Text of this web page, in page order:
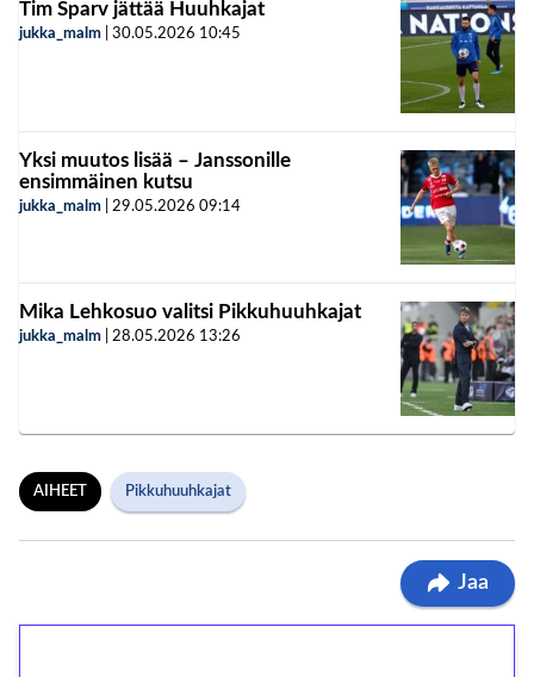
Tim Sparv jättää Huuhkajat
jukka_malm 30.05.2026 10:45
Yksi muutos lisää – Janssonille
ensimmäinen kutsu
jukka_malm 29.05.2026 09:14
Mika Lehkosuo valitsi Pikkuhuuhkajat
jukka_malm 28.05.2026 13:26
AIHEET Pikkuhuuhkajat
Jaa